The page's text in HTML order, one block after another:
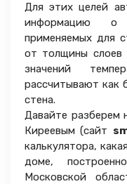
Для этих целей
информацию о
применяемых для
от толщины слоев
значений
рассчитывают как
стена.
Давайте разберем
Киреевым (сайт
калькулятора,
доме,
Московской